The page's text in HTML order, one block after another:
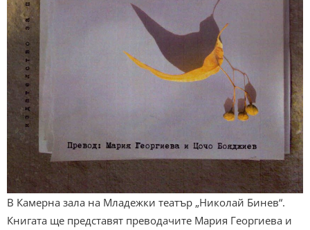
В Камерна зала на Младежки театър „Николай Бинев“.
Книгата ще представят преводачите Мария Георгиева и